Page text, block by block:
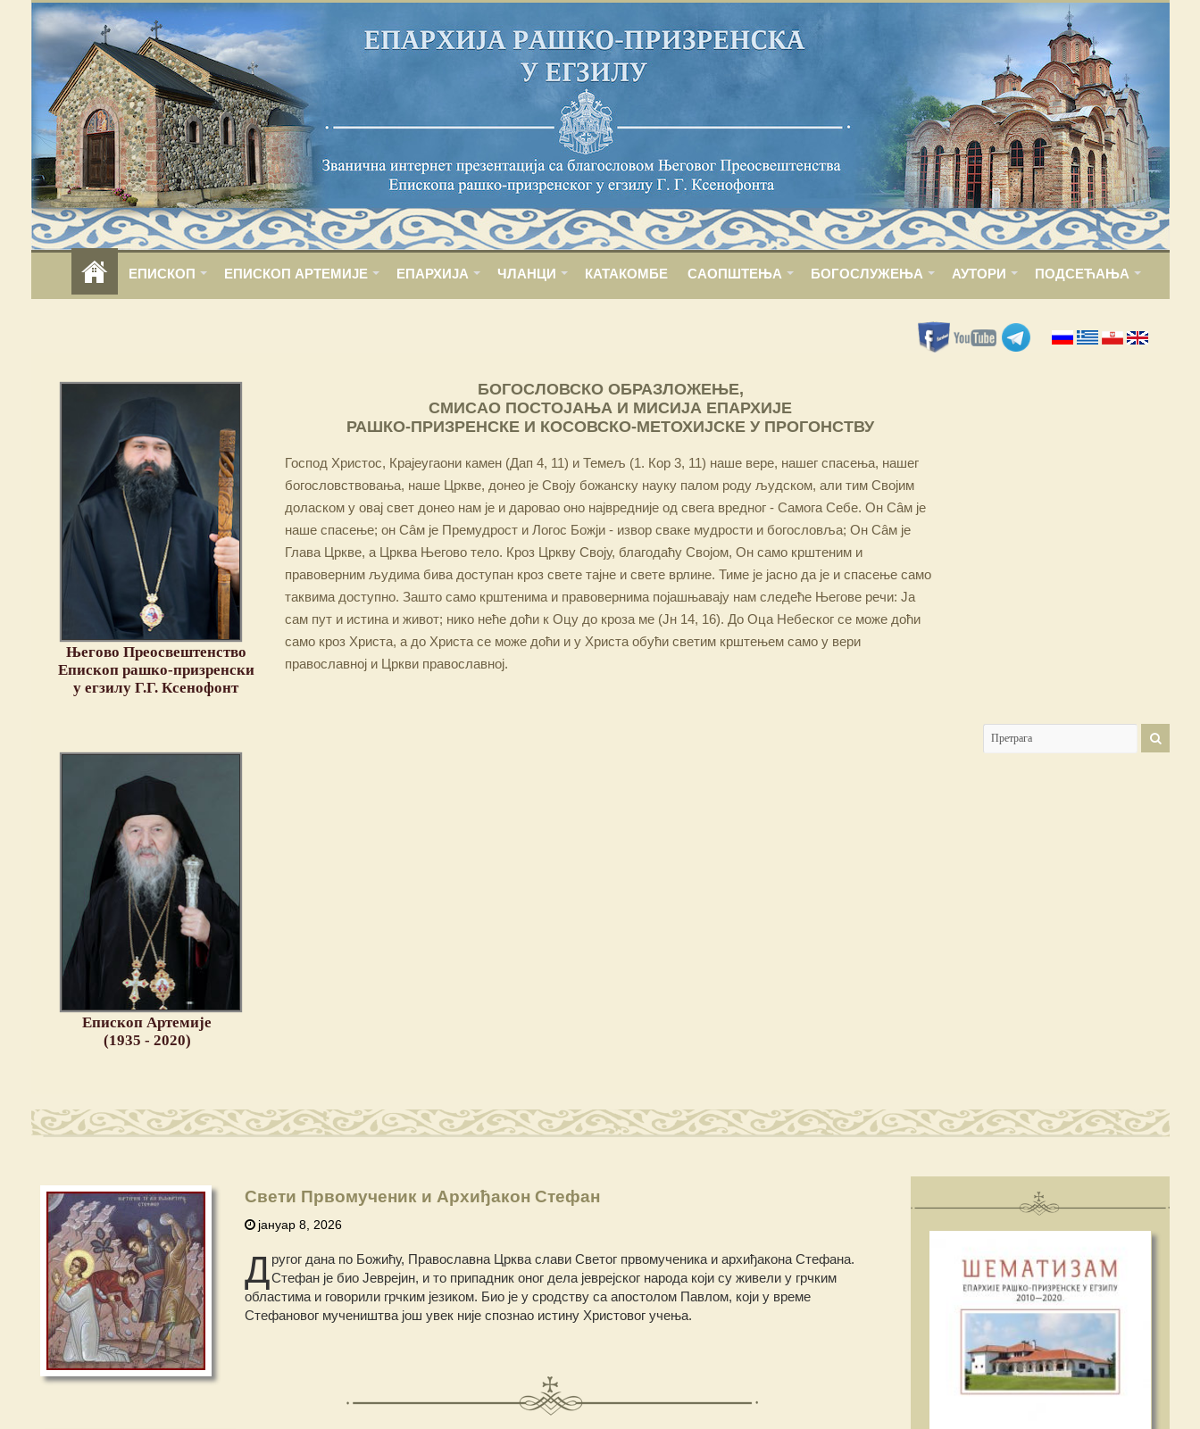
ЕПИСКОП ЕПИСКОП АРТЕМИЈЕ ЕПАРХИЈА ЧЛАНЦИ КАТАКОМБЕ САОПШТЕЊА БОГОСЛУЖЕЊА АУТОРИ ПОДСЕЋАЊА
Његово Преосвештенство
Епископ рашко-призренски
у егзилу Г.Г. Ксенофонт
БОГОСЛОВСКО ОБРАЗЛОЖЕЊЕ,
СМИСАО ПОСТОЈАЊА И МИСИЈА ЕПАРХИЈЕ
РАШКО-ПРИЗРЕНСКЕ И КОСОВСКО-МЕТОХИЈСКЕ У ПРОГОНСТВУ
Господ Христос, Крајеугаони камен (Дап 4, 11) и Темељ (1. Кор 3, 11) наше вере, нашег спасења, нашег
богословствовања, наше Цркве, донео је Своју божанску науку палом роду људском, али тим Својим
доласком у овај свет донео нам је и даровао оно највредније од свега вредног - Самога Себе. Он Сâм је
наше спасење; он Сâм је Премудрост и Логос Божји - извор сваке мудрости и богословља; Он Сâм је
Глава Цркве, а Црква Његово тело. Кроз Цркву Своју, благодаћу Својом, Он само крштеним и
правоверним људима бива доступан кроз свете тајне и свете врлине. Тиме је јасно да је и спасење само
таквима доступно. Зашто само крштенима и правовернима појашњавају нам следеће Његове речи: Ја
сам пут и истина и живот; нико неће доћи к Оцу до кроза ме (Јн 14, 16). До Оца Небеског се може доћи
само кроз Христа, а до Христа се може доћи и у Христа обући светим крштењем само у вери
православној и Цркви православној.
Епископ Артемије
(1935 - 2020)
Свети Првомученик и Архиђакон Стефан
јануар 8, 2026
Другог дана по Божићу, Православна Црква слави Светог првомученика и архиђакона Стефана.
Стефан је био Јеврејин, и то припадник оног дела јеврејског народа који су живели у грчким
областима и говорили грчким језиком. Био је у сродству са апостолом Павлом, који у време
Стефановог мучеништва још увек није спознао истину Христовог учења.